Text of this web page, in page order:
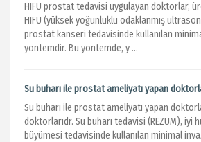
HIFU prostat tedavisi uygulayan doktorlar,
HIFU (yüksek yoğunluklu odaklanmış
prostat kanseri tedavisinde kullanılan
yöntemdir. Bu yöntemde, y ...
Su buharı ile prostat ameliyatı yapan
Su buharı ile prostat ameliyatı yapan
doktorlarıdr. Su buharı tedavisi (REZUM), iyi
büyümesi tedavisinde kullanılan minimal